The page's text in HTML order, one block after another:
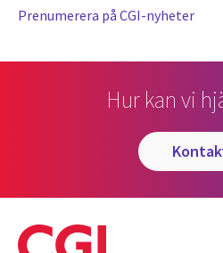
Prenumerera på CGI-nyheter
Hur kan vi